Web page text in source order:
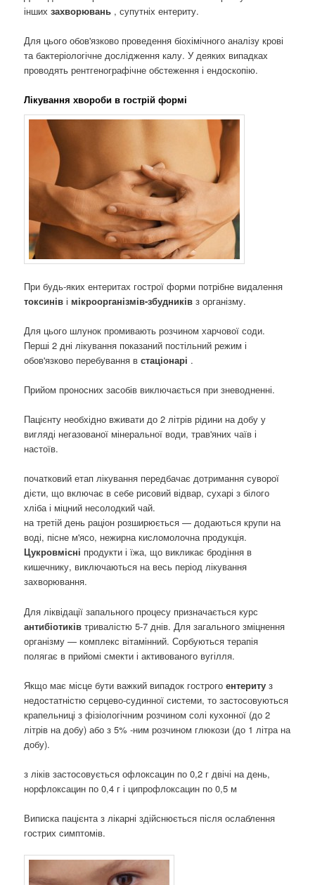
іншихзахворювань , супутніх ентериту.
Для цього обов'язково проведення біохімічного аналізу крові
та бактеріологічне дослідження калу. У деяких випадках
проводять рентгенографічне обстеження і ендоскопію.
Лікування хвороби в гострій формі
При будь-яких ентеритах гострої форми потрібне видалення
токсиніві мікроорганізмів-збудниківз організму.
Для цього шлунок промивають розчином харчової соди.
Перші 2 дні лікування показаний постільний режим і
обов'язково перебування встаціонарі .
Прийом проносних засобів виключається при зневодненні.
Пацієнту необхідно вживати до 2 літрів рідини на добу у
вигляді негазованої мінеральної води, трав'яних чаїв і
настоїв.
початковий етап лікування передбачає дотримання суворої
дієти, що включає в себе рисовий відвар, сухарі з білого
хліба і міцний несолодкий чай.
на третій день раціон розширюється — додаються крупи на
воді, пісне м'ясо, нежирна кисломолочна продукція.
Цукровмісні продукти і їжа, що викликає бродіння в
кишечнику, виключаються на весь період лікування
захворювання.
Для ліквідації запального процесу призначається курс
антибіотиківтривалістю 5-7 днів. Для загального зміцнення
організму — комплекс вітамінний. Сорбуються терапія
полягає в прийомі смекти і активованого вугілля.
Якщо має місце бути важкий випадок гострогоентеритуз
недостатністю серцево-судинної системи, то застосовуються
крапельниці з фізіологічним розчином солі кухонної (до 2
літрів на добу) або з 5% -ним розчином глюкози (до 1 літра на
добу).
з ліків застосовується офлоксацин по 0,2 г двічі на день,
норфлоксацин по 0,4 г і ципрофлоксацин по 0,5 м
Виписка пацієнта з лікарні здійснюється після ослаблення
гострих симптомів.